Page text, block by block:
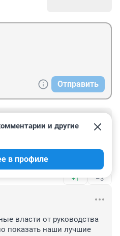
Отправить
распределением
видней. Я бы
+1 –3
и другие
в профиле
власти от руководства
показать наши лучшие